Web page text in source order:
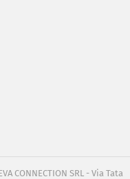
CONNECTION SRL - Via Tata